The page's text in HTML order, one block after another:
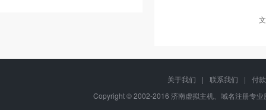
关于我们 | 联系我们 |
付
Copyright © 2002-2016 济南虚拟主机、域名注册专